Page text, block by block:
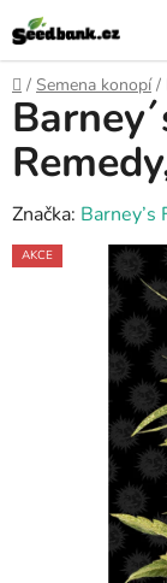
Přejít
na
obsah
Domů
/ Semena konopí /
Značka: Barney’s
AKCE